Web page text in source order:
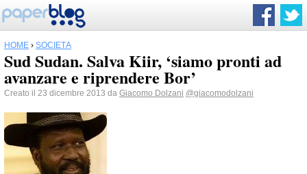
HOME › SOCIETÀ
Sud Sudan. Salva Kiir, ‘siamo pronti ad
avanzare e riprendere Bor’
Creato il 23 dicembre 2013 da Giacomo Dolzani @giacomodolzani